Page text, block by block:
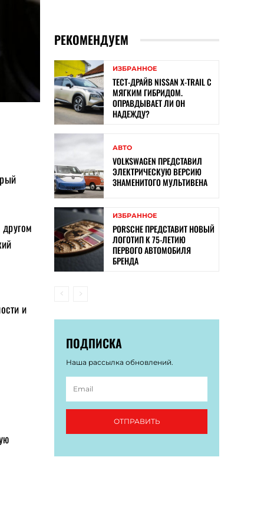
и
РЕКОМЕНДУЕМ
ИЗБРАННОЕ
ТЕСТ-ДРАЙВ NISSAN X-TRAIL С
МЯГКИМ ГИБРИДОМ.
ОПРАВДЫВАЕТ ЛИ ОН
НАДЕЖДУ?
АВТО
VOLKSWAGEN ПРЕДСТАВИЛ
ЭЛЕКТРИЧЕСКУЮ ВЕРСИЮ
ЗНАМЕНИТОГО МУЛЬТИВЕНА
ИЗБРАННОЕ
PORSCHE ПРЕДСТАВИТ НОВЫЙ
ЛОГОТИП К 75-ЛЕТИЮ
ПЕРВОГО АВТОМОБИЛЯ
БРЕНДА
ПОДПИСКА
Наша рассылка обновлений.
ОТПРАВИТЬ